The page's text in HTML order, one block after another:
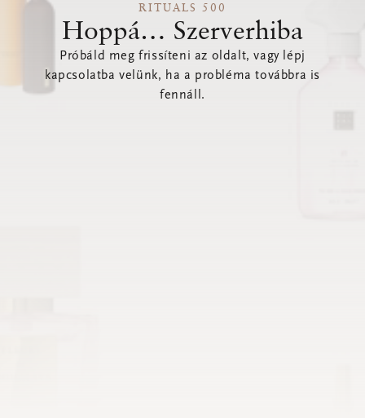
RITUALS 500
Hoppá… Szerverhiba
Próbáld meg frissíteni az oldalt, vagy lépj
kapcsolatba velünk, ha a probléma továbbra is
fennáll.